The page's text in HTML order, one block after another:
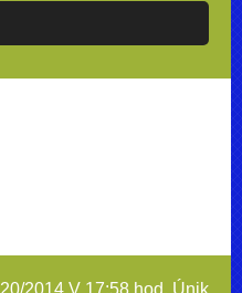
20/2014 V 17:58 hod. Únik